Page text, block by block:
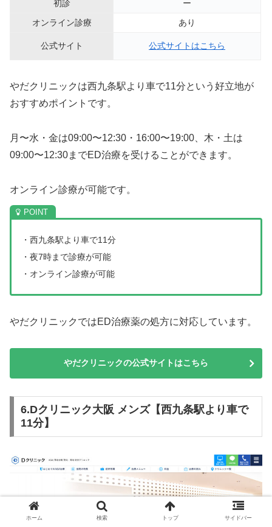
初診
ー
オンライン診療
あり
公式サイト 公式サイトはこちら
やだクリニックは西九条駅より車で11分という好立地が
おすすめポイントです。
月〜水・金は09:00〜12:30・16:00〜19:00、木・土は
09:00〜12:30までED治療を受けることができます。
オンライン診療が可能です。
・西九条駅より車で11分
・夜7時まで診療が可能
・オンライン診療が可能
やだクリニックではED治療薬の処方に対応しています。
やだクリニックの公式サイトはこちら
6.Dクリニック大阪 メンズ【西九条駅より車で
11分】
ホーム 検索 トップ サイドバー